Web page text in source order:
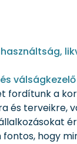
fordítunk a
és terveikre,
fontos, hogy